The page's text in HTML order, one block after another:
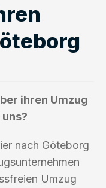
ihren Umzug
nach Göteborg
Umzug